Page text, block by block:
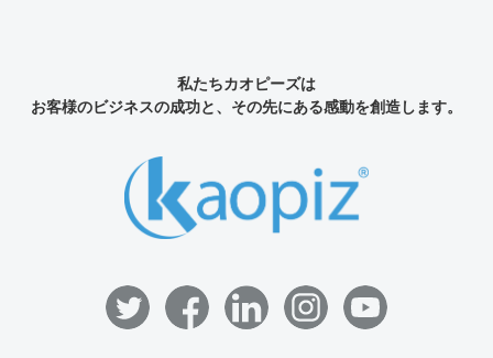
私たちカオピーズは
お客様のビジネスの成功と、その先にある感動を創造します。